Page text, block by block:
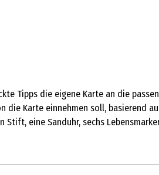
Tipps die eigene Karte an die
die Karte einnehmen soll, basierend
eine Sanduhr, sechs